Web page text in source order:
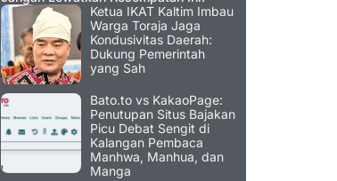
Ketua IKAT Kaltim Imbau
Warga Toraja Jaga
Kondusivitas Daerah:
Dukung Pemerintah
yang Sah
Bato.to vs KakaoPage:
Penutupan Situs Bajakan
Picu Debat Sengit di
Kalangan Pembaca
Manhwa, Manhua, dan
Manga